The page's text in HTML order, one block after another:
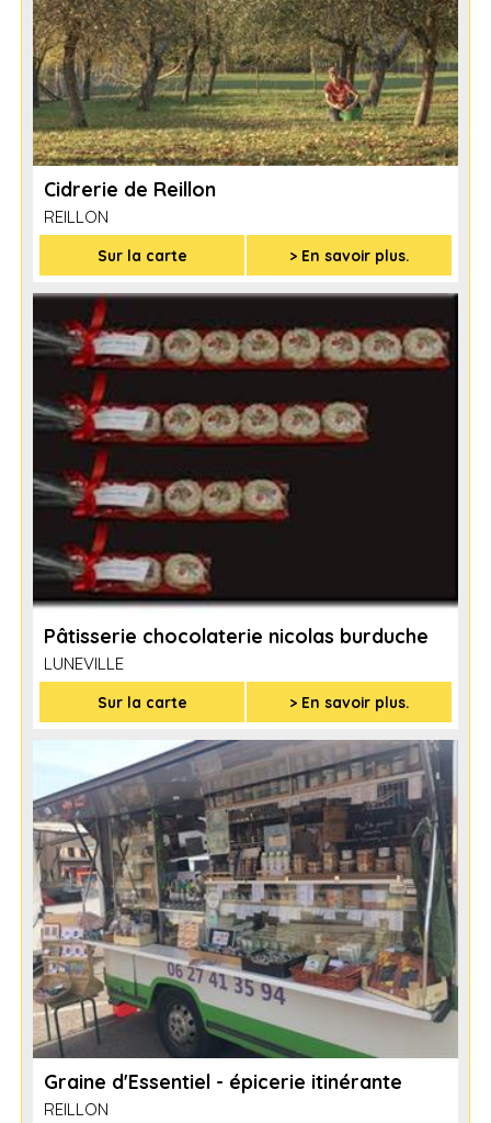
Cidrerie de Reillon
REILLON
Sur la carte > En savoir plus.
Pâtisserie chocolaterie nicolas burduche
LUNEVILLE
Sur la carte > En savoir plus.
Graine d'Essentiel - épicerie itinérante
REILLON